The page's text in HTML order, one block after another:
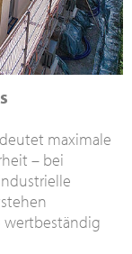
maximale
– bei
wertbeständig